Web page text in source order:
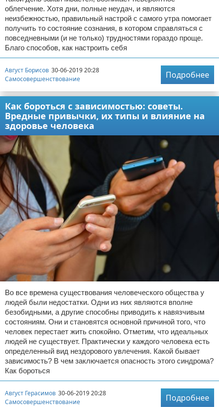
облегчение. Хотя дни, полные неудач, и являются
неизбежностью, правильный настрой с самого утра помогает
получить то состояние сознания, в котором справляться с
повседневными (и не только) трудностями гораздо проще.
Благо способов, как настроить себя
Август Борисов 30-06-2019 20:28
Самосовершенствование
Подробнее
Как бороться с зависимостью: советы.
Вредные привычки, их типы и влияние на
здоровье человека
Во все времена существования человеческого общества у
людей были недостатки. Одни из них являются вполне
безобидными, а другие способны приводить к навязчивым
состояниям. Они и становятся основной причиной того, что
человек перестает жить спокойно. Отметим, что идеальных
людей не существует. Практически у каждого человека есть
определенный вид нездорового увлечения. Какой бывает
зависимость? В чем заключается опасность этого синдрома?
Как бороться
Август Герасимов 30-06-2019 20:28
Самосовершенствование
Подробнее